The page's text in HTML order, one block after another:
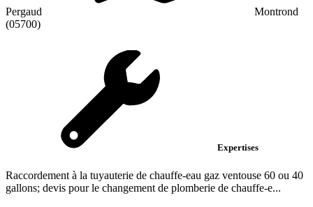
Pergaud
Montrond
(05700)
Expertises
Raccordement à la tuyauterie de chauffe-eau gaz ventouse 60 ou 40
gallons; devis pour le changement de plomberie de chauffe-e...